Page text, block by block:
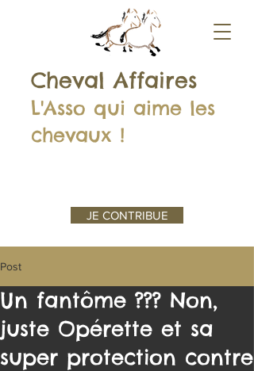
Cheval Affaires
L'Asso qui aime les
chevaux !
JE CONTRIBUE
Post
Un fantôme ??? Non,
juste Opérette et sa
super protection contre